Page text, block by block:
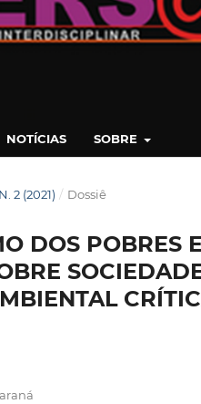
NOTÍCIAS SOBRE
2 (2021) / Dossiê
DOS POBRES